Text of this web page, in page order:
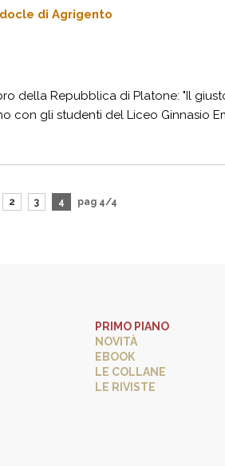
di Agrigento
della Repubblica di Platone: "Il
con gli studenti del Liceo Ginnasio
2 3 4 pag 4/4
PRIMO PIANO
NOVITÀ
EBOOK
LE COLLANE
LE RIVISTE